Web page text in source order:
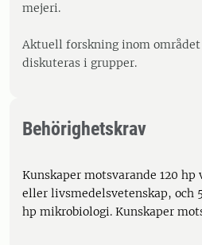
mejeri.
Aktuell forskning inom området
diskuteras i grupper.
Behörighetskrav
Kunskaper motsvarande 120
eller livsmedelsvetenskap, och
hp mikrobiologi. Kunskaper